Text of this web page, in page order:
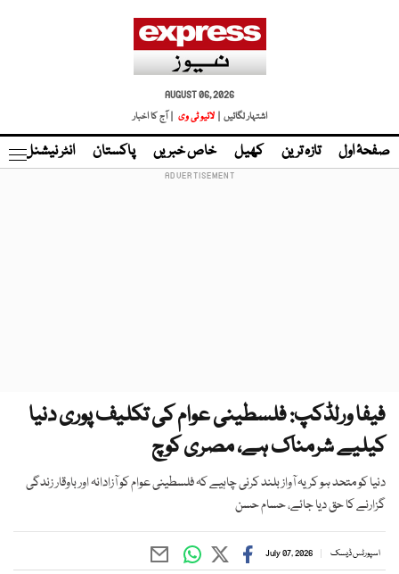
AUGUST 06, 2026
اشتہار لگائیں |
لائیو ٹی وی | آج کا اخبار
صفحۂ اول تازہ ترین کھیل خاص خبریں پاکستان انٹر نیشنل
فیفا ورلڈکپ: فلسطینی عوام کی تکلیف پوری دنیا
کیلیے شرمناک ہے، مصری کوچ
دنیا کو متحد ہو کر یہ آواز بلند کرنی چاہیے کہ فلسطینی عوام کو آزادانہ اور باوقار زندگی
گزارنے کا حق دیا جائے، حسام حسن
اسپورٹس ڈیسک July 07, 2026